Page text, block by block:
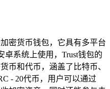
密货币钱包，它具有多平台
卓系统上使用，Trust钱包的
币和代币，涵盖了比特币、
- 20代币，用户可以通过